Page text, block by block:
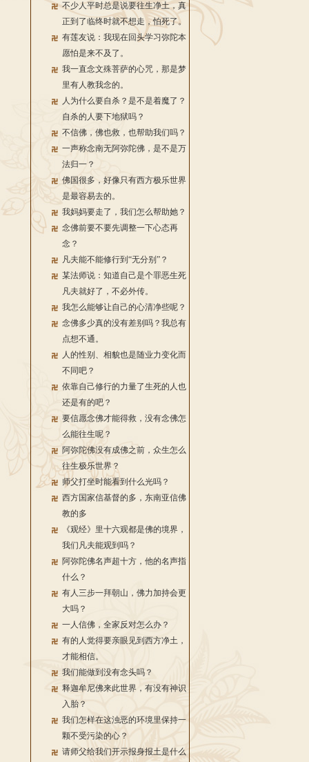
不少人平时总是说要往生净土，真
正到了临终时就不想走，怕死了。
有莲友说：我现在回头学习弥陀本
愿怕是来不及了。
我一直念文殊菩萨的心咒，那是梦
里有人教我念的。
人为什么要自杀？是不是着魔了？
自杀的人要下地狱吗？
不信佛，佛也救，也帮助我们吗？
一声称念南无阿弥陀佛，是不是万
法归一？
佛国很多，好像只有西方极乐世界
是最容易去的。
我妈妈要走了，我们怎么帮助她？
念佛前要不要先调整一下心态再
念？
凡夫能不能修行到“无分别”？
某法师说：知道自己是个罪恶生死
凡夫就好了，不必外传。
我怎么能够让自己的心清净些呢？
念佛多少真的没有差别吗？我总有
点想不通。
人的性别、相貌也是随业力变化而
不同吧？
依靠自己修行的力量了生死的人也
还是有的吧？
要信愿念佛才能得救，没有念佛怎
么能往生呢？
阿弥陀佛没有成佛之前，众生怎么
往生极乐世界？
师父打坐时能看到什么光吗？
西方国家信基督的多，东南亚信佛
教的多
《观经》里十六观都是佛的境界，
我们凡夫能观到吗？
阿弥陀佛名声超十方，他的名声指
什么？
有人三步一拜朝山，佛力加持会更
大吗？
一人信佛，全家反对怎么办？
有的人觉得要亲眼见到西方净土，
才能相信。
我们能做到没有念头吗？
释迦牟尼佛来此世界，有没有神识
入胎？
我们怎样在这浊恶的环境里保持一
颗不受污染的心？
请师父给我们开示报身报土是什么